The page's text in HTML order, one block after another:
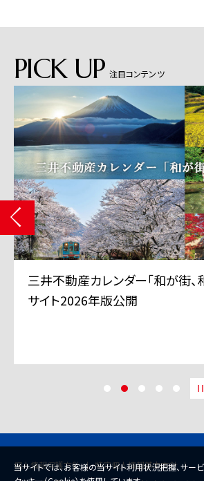
PICK UP 注目コンテンツ
三井不動産 TVCMシリーズ「三
「スーパープレイ」篇 6月11日
個人情報保護方針
特定個人情報基本方針
当サイトでは、お客様の当サイト利用状況把握、サー